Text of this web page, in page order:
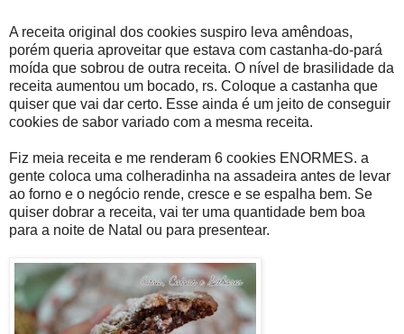
A receita original dos cookies suspiro leva amêndoas,
porém queria aproveitar que estava com castanha-do-pará
moída que sobrou de outra receita. O nível de brasilidade da
receita aumentou um bocado, rs. Coloque a castanha que
quiser que vai dar certo. Esse ainda é um jeito de conseguir
cookies de sabor variado com a mesma receita.
Fiz meia receita e me renderam 6 cookies ENORMES. a
gente coloca uma colheradinha na assadeira antes de levar
ao forno e o negócio rende, cresce e se espalha bem. Se
quiser dobrar a receita, vai ter uma quantidade bem boa
para a noite de Natal ou para presentear.